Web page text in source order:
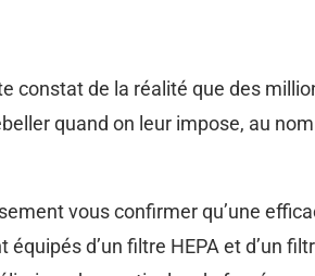
constat de la réalité que des
quand on leur impose, au
vous confirmer qu’une
équipés d’un filtre HEPA et d’un